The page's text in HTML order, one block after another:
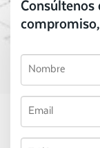
Consúltenos